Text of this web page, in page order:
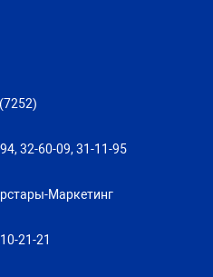
32-60-09, 31-11-95
Маркетинг
21-21